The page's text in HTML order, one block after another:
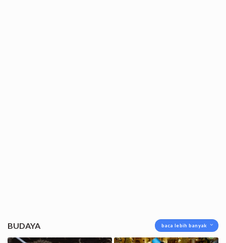
BUDAYA baca lebih banyak